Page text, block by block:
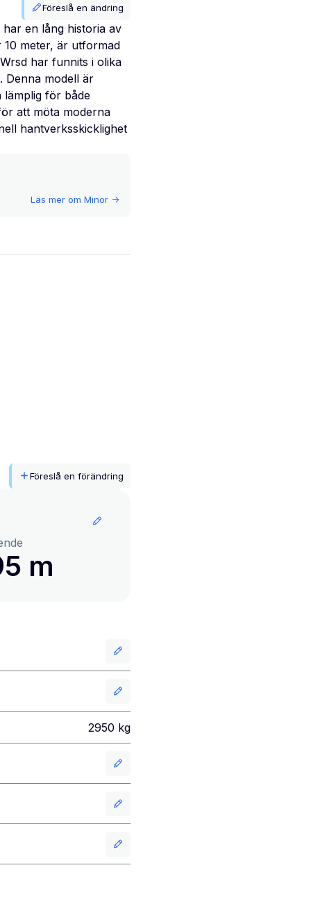
Föreslå en ändring
en lång historia av
meter, är utformad
har funnits i olika
Denna modell är
lämplig för både
att möta moderna
hantverksskicklighet
Läs mer om Minor ->
Föreslå en förändring
m
2950 kg